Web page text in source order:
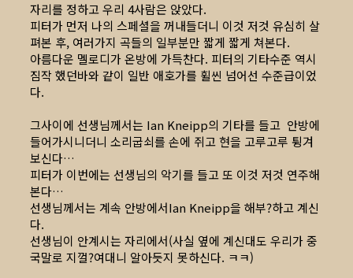
자리를 정하고 우리 4사람은 앉았다.
피터가 먼저 나의 스페셜을 꺼내들더니 이것 저것 유심히 살
펴본 후, 여러가지 곡들의 일부분만 짧게 짧게 쳐본다.
아름다운 멜로디가 온방에 가득찬다. 피터의 기타수준 역시
짐작 했던바와 같이 일반 애호가를 휠씬 넘어선 수준급이었
다.
그사이에 선생님께서는 Ian Kneipp의 기타를 들고 안방에
들어가시니더니 소리굽쇠를 손에 쥐고 현을 고루고루 튕겨
보신다…
피터가 이번에는 선생님의 악기를 들고 또 이것 저것 연주해
본다…
선생님께서는 계속 안방에서Ian Kneipp을 해부?하고 계신
다.
선생님이 안계시는 자리에서(사실 옆에 계신대도 우리가 중
국말로 지껄?여대니 알아듯지 못하신다. ㅋㅋ)